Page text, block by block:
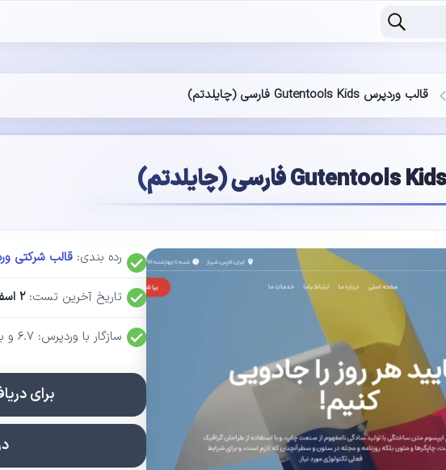
قالب وردپرس Gutentools Kids فارسی (چایلدتم)
رده بندی:قالب شرکتی
تاریخ آخرین تست:۲ اسفند ۱۴۰۴
سازگار با وردپرس: ۶.۷ و بالاتر
برای